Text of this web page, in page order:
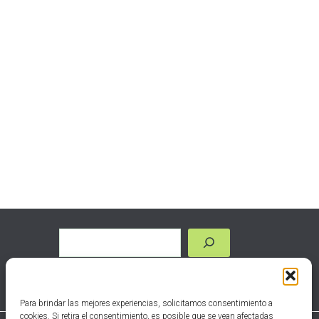
Para brindar las mejores experiencias, solicitamos consentimiento a
cookies. Si retira el consentimiento, es posible que se vean afectadas